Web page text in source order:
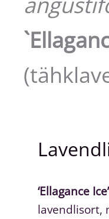
‘Ellagance Ice’
lavendlisort,